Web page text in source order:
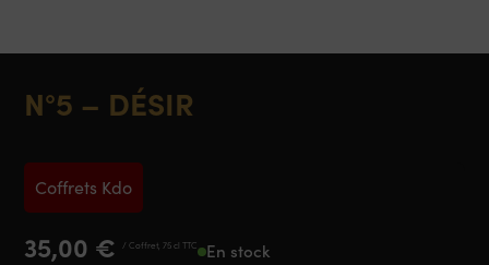
N°5 – DÉSIR
35,00 € / Coffret, 75 cl TTC En stock
Coffrets Kdo